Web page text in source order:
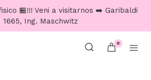
🏪!!! Veni a visitarnos ➡️ Garibaldi
1665, Ing. Maschwitz
0